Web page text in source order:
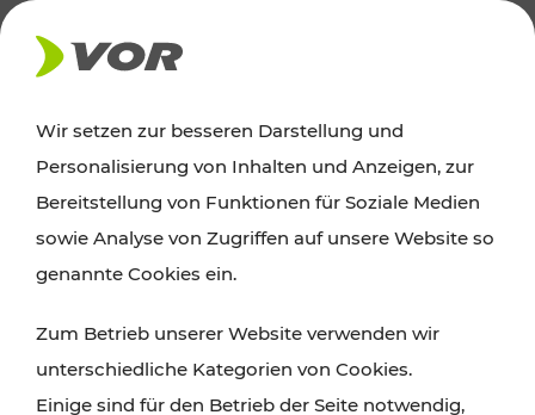
AKTUELLES
News
Alle wichtigen Meldungen zu Fahrplanänderungen,
finden Sie hier im Überblick.
Wir setzen zur besseren Darstellung und
Personalisierung von Inhalten und Anzeigen, zur
Bereitstellung von Funktionen für Soziale Medien
sowie Analyse von Zugriffen auf unsere Website so
genannte Cookies ein.
Zum Betrieb unserer Website verwenden wir
unterschiedliche Kategorien von Cookies.
Einige sind für den Betrieb der Seite notwendig,